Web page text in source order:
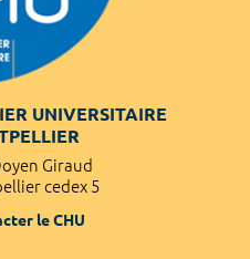
UNIVERSITAIRE
Giraud
cedex 5
le CHU